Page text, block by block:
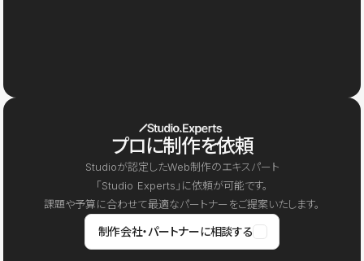
プロに制作を依頼
Studioが認定したWeb制作のエキスパート
「Studio Experts」に依頼が可能です。
課題や予算に合わせて最適なパートナーをご提案いたします。
制作会社・パートナーに相談する